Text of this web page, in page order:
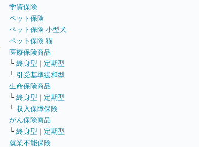
学資保険
ペット保険
ペット保険 小型犬
ペット保険 猫
医療保険商品
└ 終身型 ｜ 定期型
└ 引受基準緩和型
生命保険商品
└ 終身型 ｜ 定期型
└ 収入保障保険
がん保険商品
└ 終身型 ｜ 定期型
就業不能保険